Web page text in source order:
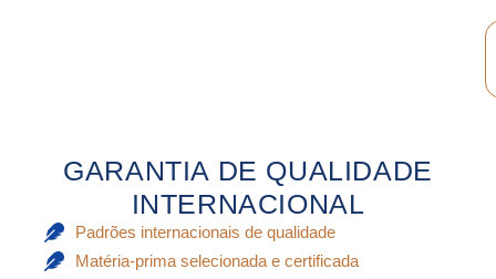
GARANTIA DE QUALIDADE
INTERNACIONAL
Padrões internacionais de qualidade
Matéria-prima selecionada e certificada